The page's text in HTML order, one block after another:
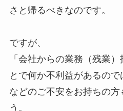
さと帰るべきなのです。
ですが、
「会社からの業務（残業
とで何か不利益があるので
などのご不安をお持ちの方
う。